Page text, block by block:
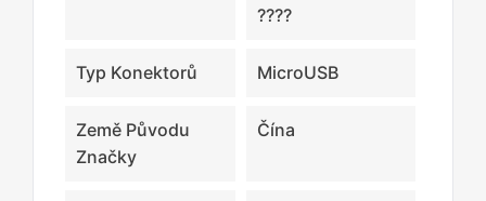
????
Typ Konektorů MicroUSB
Země Původu
Značky
Čína